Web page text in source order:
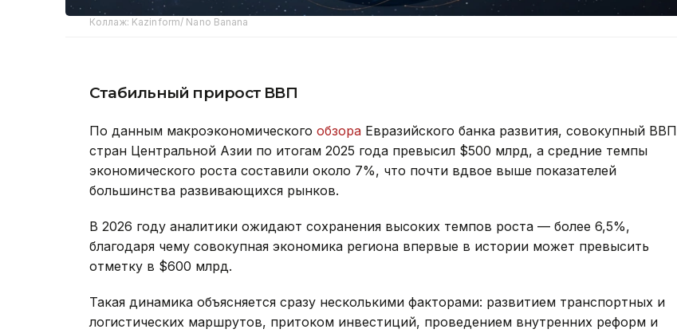
Коллаж: Kazinform/ Nano Banana
Стабильный прирост ВВП
По данным макроэкономического обзора Евразийского банка развития, совокупный ВВП
стран Центральной Азии по итогам 2025 года превысил $500 млрд, а средние темпы
экономического роста составили около 7%, что почти вдвое выше показателей
большинства развивающихся рынков.
В 2026 году аналитики ожидают сохранения высоких темпов роста — более 6,5%,
благодаря чему совокупная экономика региона впервые в истории может превысить
отметку в $600 млрд.
Такая динамика объясняется сразу несколькими факторами: развитием транспортных и
логистических маршрутов, притоком инвестиций, проведением внутренних реформ и